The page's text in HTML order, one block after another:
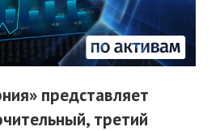
представляет
третий